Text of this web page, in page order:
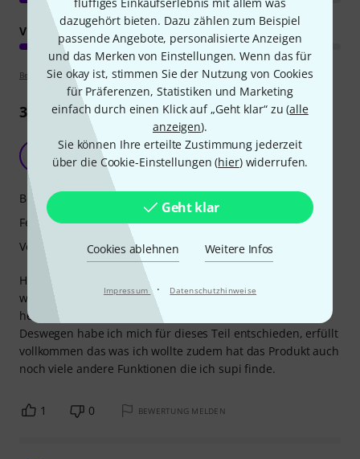
dazugehört bieten. Dazu zählen zum Beispiel
passende Angebote, personalisierte Anzeigen
und das Merken von Einstellungen. Wenn das für
Sie okay ist, stimmen Sie der Nutzung von Cookies
für Präferenzen, Statistiken und Marketing
einfach durch einen Klick auf „Geht klar“ zu (alle
anzeigen).
Sie können Ihre erteilte Zustimmung jederzeit
über die Cookie-Einstellungen (hier) widerrufen.
Geht klar
Cookies ablehnen Weitere Infos
Impressum · Datenschutzhinweise
VERARBEITUNG
Bewertungsrichtlinien
31 Rezensionen
Super Teil
Dirk’s 03.04.2022
Habe mir 3 500Watt Strahler gekauft übrigens auch beimT
waren unter manchen Bedingungen doch ein bisschen zu
hell.
Deswegen habe ich mich für dieses Teil entschieden, erfüllt
vollkommen das was ich wollte zudem hat das Produkt auch
noch viele andere Funktionen die ich supi finde.
Bedienung
Features
Verarbeitung
1 0 BEWERTUNG MELDEN